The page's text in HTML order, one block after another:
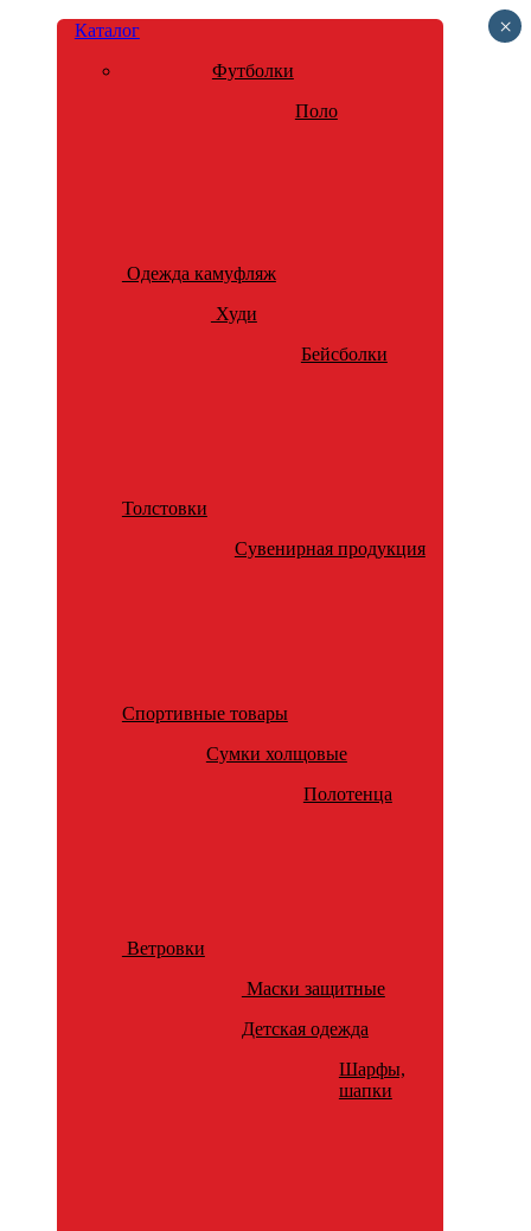
Каталог
Футболки
Поло
Одежда камуфляж
Худи
Бейсболки
Толстовки
Сувенирная продукция
Спортивные товары
Сумки холщовые
Полотенца
Ветровки
Маски защитные
Детская одежда
Шарфы,
шапки
×